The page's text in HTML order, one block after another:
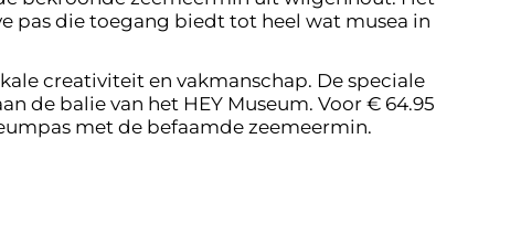
pas die toegang biedt tot heel wat musea in
creativiteit en vakmanschap. De speciale
de balie van het HEY Museum. Voor € 64.95
met de befaamde zeemeermin.